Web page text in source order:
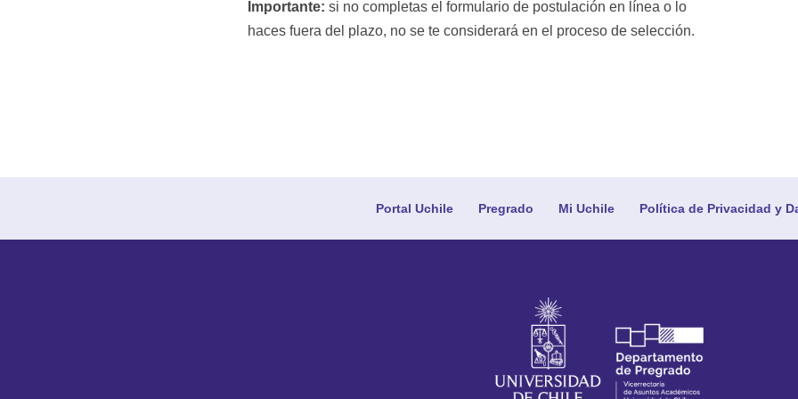
Importante: si no completas el formulario de postulación en línea o lo
haces fuera del plazo, no se te considerará en el proceso de selección.
Portal Uchile Pregrado Mi Uchile Política de Privacidad y